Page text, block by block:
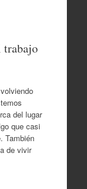
trabajo
del lugar
que casi
También
de vivir